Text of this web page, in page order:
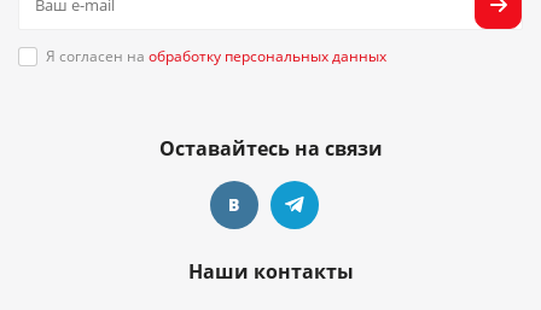
Я согласен на обработку персональных данных
Оставайтесь на связи
Наши контакты